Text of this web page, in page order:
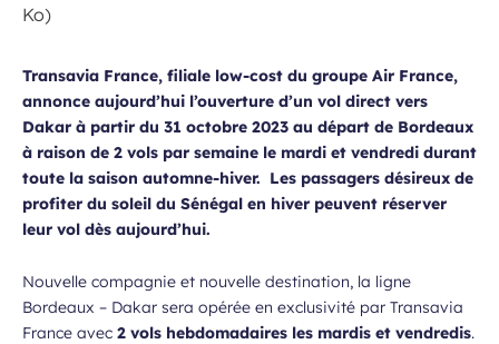
Ko)
Transavia France, filiale low-cost du groupe Air France,
annonce aujourd’hui l’ouverture d’un vol direct vers
Dakar à partir du 31 octobre 2023 au départ de Bordeaux
à raison de 2 vols par semaine le mardi et vendredi durant
toute la saison automne-hiver. Les passagers désireux de
profiter du soleil du Sénégal en hiver peuvent réserver
leur vol dès aujourd’hui.
Nouvelle compagnie et nouvelle destination, la ligne
Bordeaux – Dakar sera opérée en exclusivité par Transavia
France avec 2 vols hebdomadaires les mardis et vendredis.